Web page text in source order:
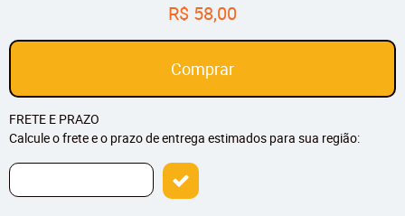
R$ 58,00
Comprar
FRETE E PRAZO
Calcule o frete e o prazo de entrega estimados para sua região: